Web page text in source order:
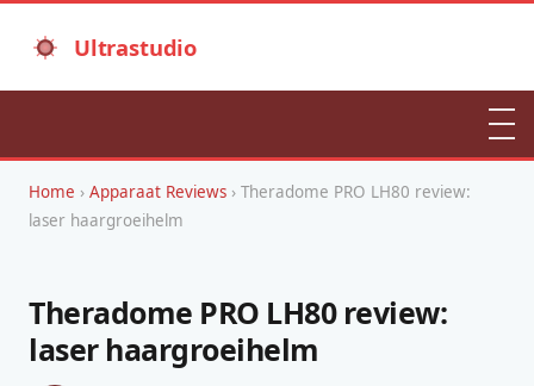
Ultrastudio
Home › Apparaat Reviews › Theradome PRO LH80 review:
laser haargroeihelm
Theradome PRO LH80 review:
laser haargroeihelm